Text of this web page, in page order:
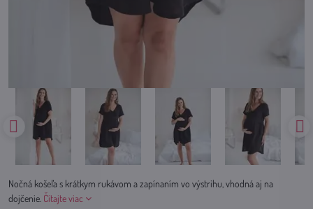
Nočná košeľa s krátkym rukávom a zapínaním vo výstrihu, vhodná aj na
dojčenie. Čítajte viac